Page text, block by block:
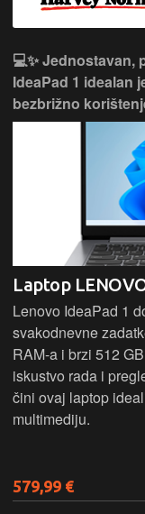
💻✨ Jednostavan,
IdeaPad 1 idealan
bezbrižno
Laptop
Lenovo IdeaPad 1
svakodnevne
RAM-a i brzi 512
iskustvo rada i
čini ovaj laptop
multimediju.
579,99 €